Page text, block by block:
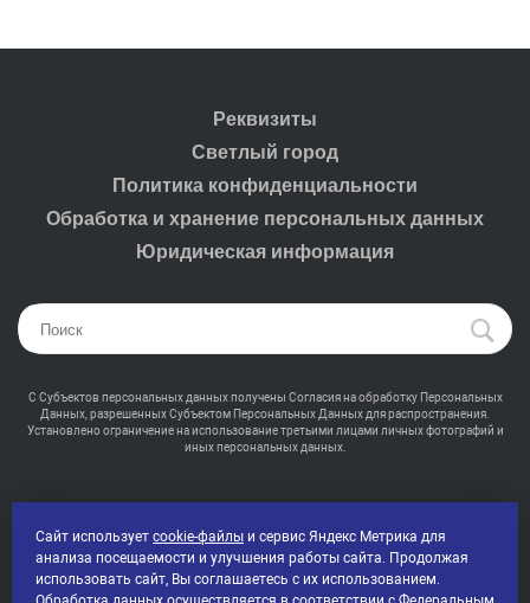
Реквизиты
Светлый город
Политика конфиденциальности
Обработка и хранение персональных данных
Юридическая информация
С Субъектов персональных данных получены Согласия на обработку Персональных
Данных, разрешенных Субъектом Персональных Данных для распространения.
Установлено ограничение на использование третьими лицами личных фотографий и
иных персональных данных.
2000-2026 © Промсвет - Профессиональная светотехника
Все права защищены
Сайт использует cookie-файлы и сервис Яндекс Метрика для
анализа посещаемости и улучшения работы сайта. Продолжая
использовать сайт, Вы соглашаетесь с их использованием.